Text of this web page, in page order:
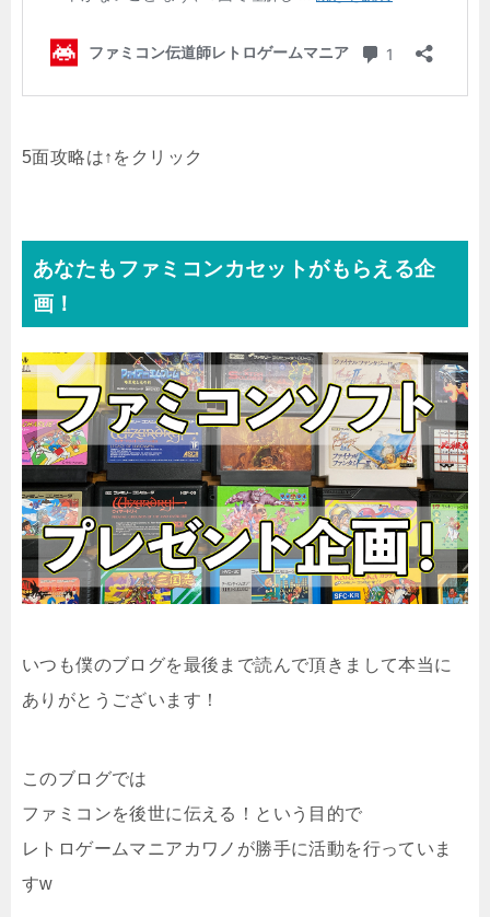
5面攻略は↑をクリック
あなたもファミコンカセットがもらえる企
画！
いつも僕のブログを最後まで読んで頂きまして本当に
ありがとうございます！
このブログでは
ファミコンを後世に伝える！という目的で
レトロゲームマニアカワノが勝手に活動を行っていま
すw